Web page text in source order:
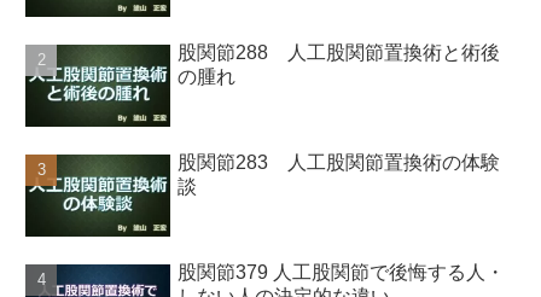
股関節288 人工股関節置換術と術後
の腫れ
股関節283 人工股関節置換術の体験
談
股関節379 人工股関節で後悔する人・